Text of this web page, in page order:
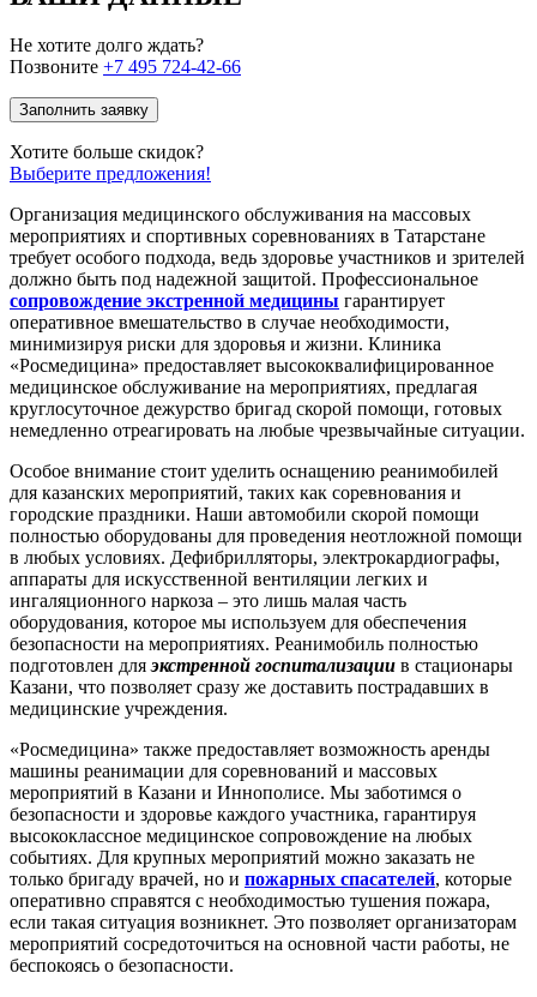
Не хотите долго ждать?
Позвоните +7 495 724-42-66
Заполнить заявку
Хотите больше скидок?
Выберите предложения!
Организация медицинского обслуживания на массовых
мероприятиях и спортивных соревнованиях в Татарстане
требует особого подхода, ведь здоровье участников и зрителей
должно быть под надежной защитой. Профессиональное
сопровождение экстренной медицины гарантирует
оперативное вмешательство в случае необходимости,
минимизируя риски для здоровья и жизни. Клиника
«Росмедицина» предоставляет высококвалифицированное
медицинское обслуживание на мероприятиях, предлагая
круглосуточное дежурство бригад скорой помощи, готовых
немедленно отреагировать на любые чрезвычайные ситуации.
Особое внимание стоит уделить оснащению реанимобилей
для казанских мероприятий, таких как соревнования и
городские праздники. Наши автомобили скорой помощи
полностью оборудованы для проведения неотложной помощи
в любых условиях. Дефибрилляторы, электрокардиографы,
аппараты для искусственной вентиляции легких и
ингаляционного наркоза – это лишь малая часть
оборудования, которое мы используем для обеспечения
безопасности на мероприятиях. Реанимобиль полностью
подготовлен дляэкстренной госпитализации в стационары
Казани, что позволяет сразу же доставить пострадавших в
медицинские учреждения.
«Росмедицина» также предоставляет возможность аренды
машины реанимации для соревнований и массовых
мероприятий в Казани и Иннополисе. Мы заботимся о
безопасности и здоровье каждого участника, гарантируя
высококлассное медицинское сопровождение на любых
событиях. Для крупных мероприятий можно заказать не
только бригаду врачей, но и пожарных спасателей, которые
оперативно справятся с необходимостью тушения пожара,
если такая ситуация возникнет. Это позволяет организаторам
мероприятий сосредоточиться на основной части работы, не
беспокоясь о безопасности.